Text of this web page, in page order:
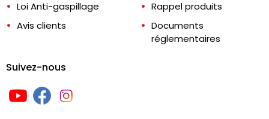
Loi Anti-gaspillage
Avis clients
Rappel produits
Documents
réglementaires
Suivez-nous